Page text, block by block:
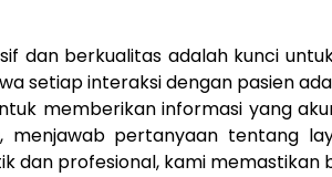
dan berkualitas adalah kunci
setiap interaksi dengan pasien
memberikan informasi yang
menjawab pertanyaan tentang
dan profesional, kami memastikan